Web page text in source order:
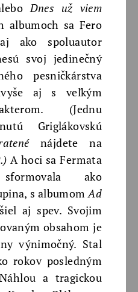
Dnes už viem
albumoch sa Fero
ako spoluautor
svoj jedinečný
pesničkárstva
aj s veľkým
(Jednu
Griglákovskú
nájdete na
A hoci sa Fermata
ako
s albumomAd
aj spev. Svojim
obsahom je
výnimočný. Stal
rokov posledným
a tragickou